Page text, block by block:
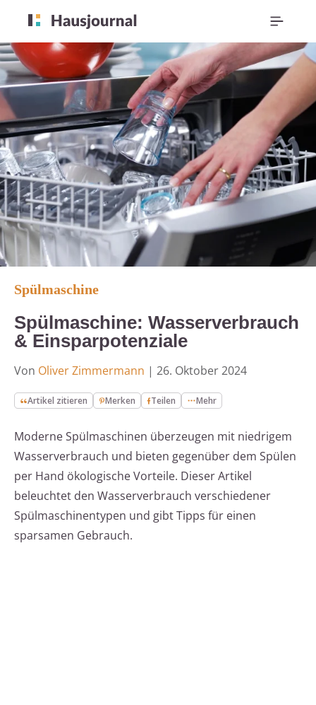
Spülmaschine
Spülmaschine: Wasserverbrauch
& Einsparpotenziale
Von Oliver Zimmermann | 26. Oktober 2024
Artikel zitieren Merken Teilen Mehr
Moderne Spülmaschinen überzeugen mit niedrigem
Wasserverbrauch und bieten gegenüber dem Spülen
per Hand ökologische Vorteile. Dieser Artikel
beleuchtet den Wasserverbrauch verschiedener
Spülmaschinentypen und gibt Tipps für einen
sparsamen Gebrauch.